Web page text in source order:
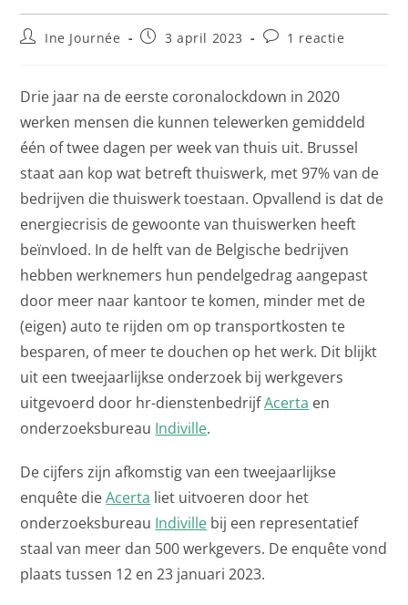
Ine Journée 3 april 2023 1 reactie
Drie jaar na de eerste coronalockdown in 2020
werken mensen die kunnen telewerken gemiddeld
één of twee dagen per week van thuis uit. Brussel
staat aan kop wat betreft thuiswerk, met 97% van de
bedrijven die thuiswerk toestaan. Opvallend is dat de
energiecrisis de gewoonte van thuiswerken heeft
beïnvloed. In de helft van de Belgische bedrijven
hebben werknemers hun pendelgedrag aangepast
door meer naar kantoor te komen, minder met de
(eigen) auto te rijden om op transportkosten te
besparen, of meer te douchen op het werk. Dit blijkt
uit een tweejaarlijkse onderzoek bij werkgevers
uitgevoerd door hr-dienstenbedrijfAcerta en
onderzoeksbureau Indiville.
De cijfers zijn afkomstig van een tweejaarlijkse
enquête dieAcerta liet uitvoeren door het
onderzoeksbureau Indiville bij een representatief
staal van meer dan 500 werkgevers. De enquête vond
plaats tussen 12 en 23 januari 2023.